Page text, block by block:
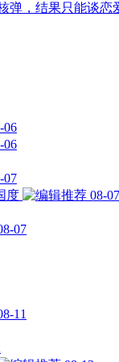
弹，结果只能谈恋
06
06
07
度
08-07
07
11